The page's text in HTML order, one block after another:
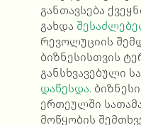
განთავსება
გახდა
რევოლუციის
ბიზნესისთვის
განსხვავებული
დაწესდა.
ერთეულში
მოწყობის